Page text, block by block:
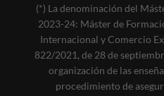
(*) La denominación del
2023-24: Máster de
Internacional y Comercio
822/2021, de 28 de
organización de las
procedimiento de